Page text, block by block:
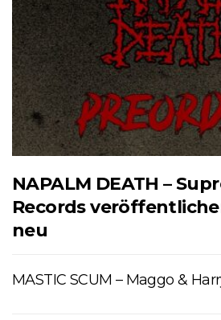
NAPALM DEATH –
Records
neu
MASTIC SCUM – Maggo &